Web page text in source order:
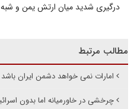
درگیری شدید میان ارتش یمن و شبه
مطالب مرتبط
امارات نمی خواهد دشمن ایران باشد
چرخشی در خاورمیانه اما بدون